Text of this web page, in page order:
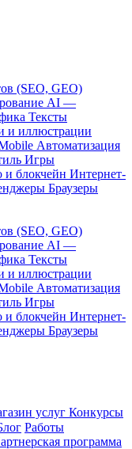
(SEO, GEO)
AI —
Тексты
и иллюстрации
Автоматизация
Игры
и блокчейн Интернет-
Браузеры
(SEO, GEO)
AI —
Тексты
и иллюстрации
Автоматизация
Игры
и блокчейн Интернет-
Браузеры
услуг Конкурсы
Работы
программа